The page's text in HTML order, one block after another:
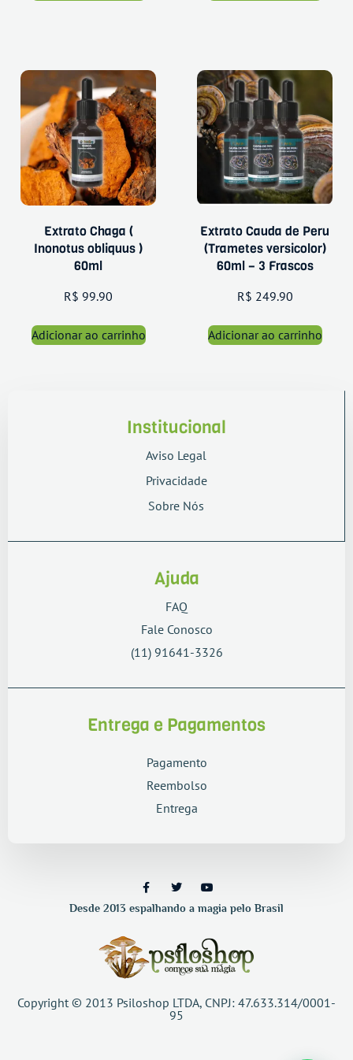
Extrato Chaga (
Inonotus obliquus )
60ml
R$ 99.90
Adicionar ao carrinho
Extrato Cauda de Peru
(Trametes versicolor)
60ml – 3 Frascos
R$ 249.90
Adicionar ao carrinho
Institucional
Aviso Legal
Privacidade
Sobre Nós
Ajuda
FAQ
Fale Conosco
(11) 91641-3326
Entrega e Pagamentos
Pagamento
Reembolso
Entrega
Desde 2013 espalhando a magia pelo Brasil
Copyright © 2013 Psiloshop LTDA, CNPJ: 47.633.314/0001-
95